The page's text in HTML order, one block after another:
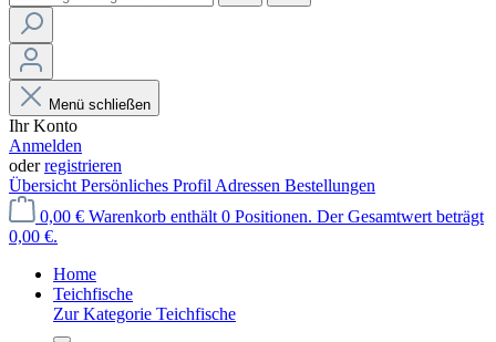
Menü schließen
Ihr Konto
Anmelden
oderregistrieren
Übersicht Persönliches Profil Adressen Bestellungen
0,00 € Warenkorb enthält 0 Positionen. Der Gesamtwert beträgt
0,00 €.
Home
Teichfische
Zur Kategorie Teichfische